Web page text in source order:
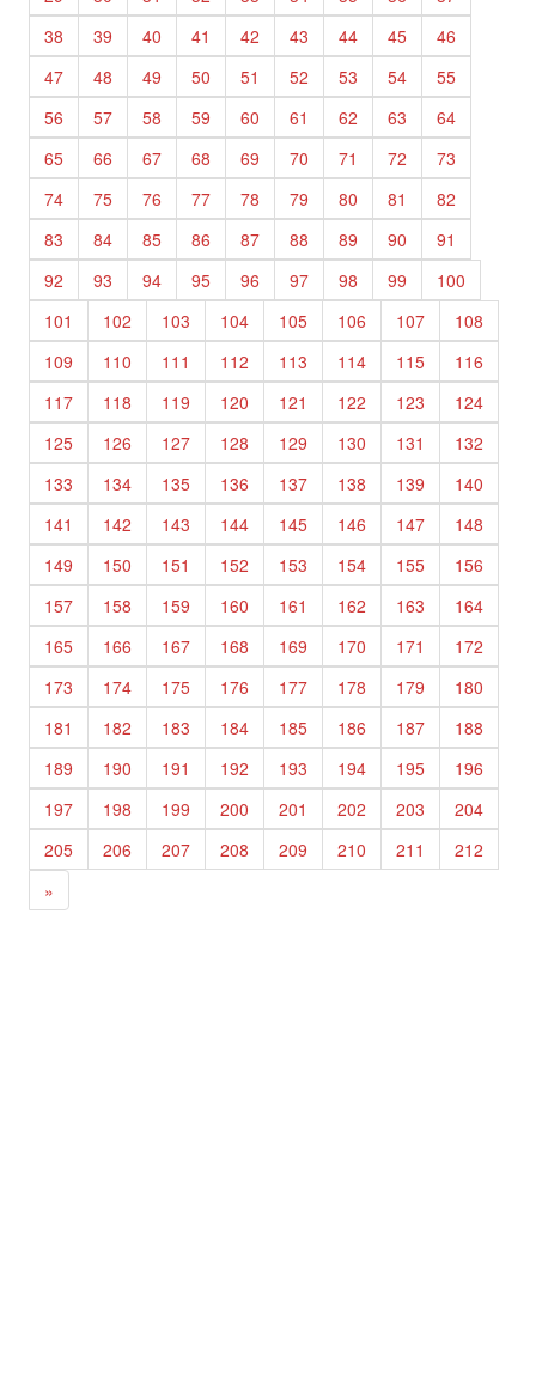
38
39 40 41 42 43 44 45
46
47
48 49 50 51 52 53 54
55
56
57 58 59 60 61 62 63
64
65
66 67 68 69 70 71 72
73
74
75 76 77 78 79 80 81
82
83
84 85 86 87 88 89 90
91
92
93 94 95 96 97 98 99
100
101
102 103 104 105 106 107
108
109
110 111 112 113 114 115
116
117
118 119 120 121 122 123
124
125
126 127 128 129 130 131
132
133
134 135 136 137 138 139
140
141
142 143 144 145 146 147
148
149
150 151 152 153 154 155
156
157
158 159 160 161 162 163
164
165
166 167 168 169 170 171
172
173
174 175 176 177 178 179
180
181
182 183 184 185 186 187
188
189
190 191 192 193 194 195
196
197
198 199 200 201 202 203
204
205
206 207 208 209 210 211
212
»